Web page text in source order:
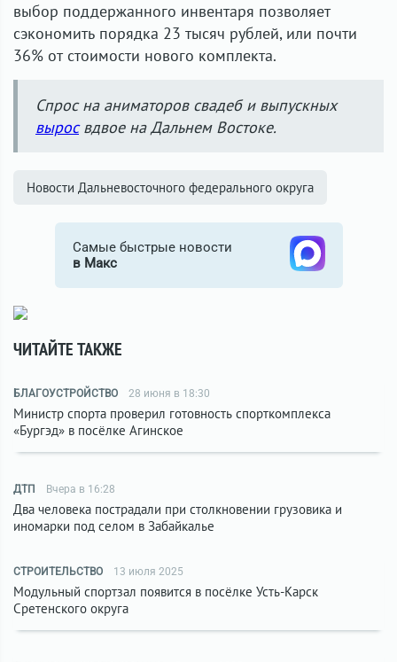
выбор поддержанного инвентаря позволяет
сэкономить порядка 23 тысяч рублей, или почти
36% от стоимости нового комплекта.
Спрос на аниматоров свадеб и выпускных
выросвдвое на Дальнем Востоке.
Новости Дальневосточного федерального округа
Самые быстрые новости
в Макс
ЧИТАЙТЕ ТАКЖЕ
БЛАГОУСТРОЙСТВО 28 июня в 18:30
Министр спорта проверил готовность спорткомплекса
«Бургэд» в посёлке Агинское
ДТП Вчера в 16:28
Два человека пострадали при столкновении грузовика и
иномарки под селом в Забайкалье
СТРОИТЕЛЬСТВО 13 июля 2025
Модульный спортзал появится в посёлке Усть-Карск
Сретенского округа